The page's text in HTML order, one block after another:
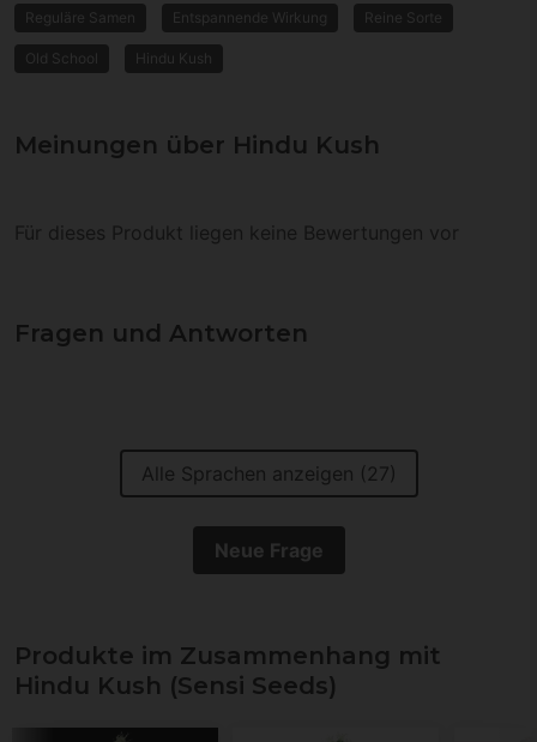
Reguläre Samen Entspannende Wirkung Reine Sorte
Old School Hindu Kush
Meinungen über Hindu Kush
Für dieses Produkt liegen keine Bewertungen vor
Fragen und Antworten
Alle Sprachen anzeigen (27)
Neue Frage
Produkte im Zusammenhang mit
Hindu Kush (Sensi Seeds)